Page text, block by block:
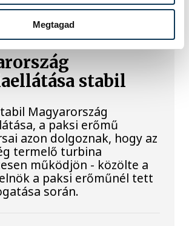
Megtagad
Péter:
stabil
Magyarország
a paksi erőmű
azon dolgoznak, hogy az
termelő turbina
működjön - közölte a
a paksi erőműnél tett
során.